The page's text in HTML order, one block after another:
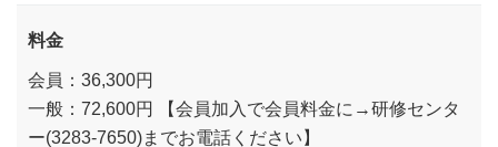
料金
会員：36,300円
一般：72,600円 【会員加入で会員料金に→研修センタ
ー(3283-7650)までお電話ください】